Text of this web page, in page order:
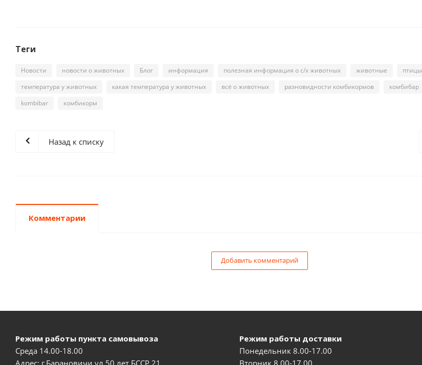
Теги
Новости новости о животных Блог информация полезная информация о с/х животных животные
птицы
температура у животных
какая температура у животных всё о животных разновидности комбикормов комбибар
kombibar
комбикорм
Назад к списку
Комментарии
Добавить комментарий
Режим работы пункта самовывоза
Среда 14.00-18.00
Режим работы доставки
Понедельник 8.00-17.00